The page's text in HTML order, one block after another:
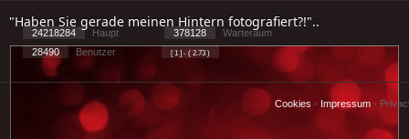
"Haben Sie gerade meinen Hintern fotografiert?!"..
24218284 Haupt 378128
Warteraum
28490
Benutzer [ 1 ] - ( 2.73 )
Cookies - Impressum -